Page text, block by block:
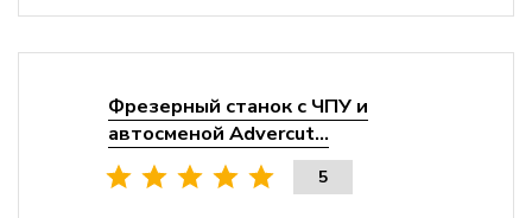
Фрезерный станок с ЧПУ и
автосменой Advercut...
5